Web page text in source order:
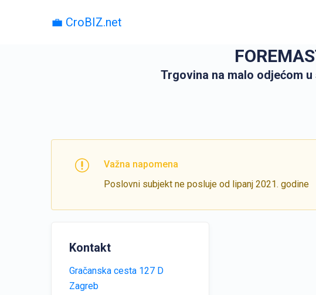
💼 CroBIZ.net
Trgovina na malo odjećom
Važna napomena
Poslovni subjekt ne posluje od lipanj 2021. godine
Kontakt
Gračanska cesta 127 D
Zagreb